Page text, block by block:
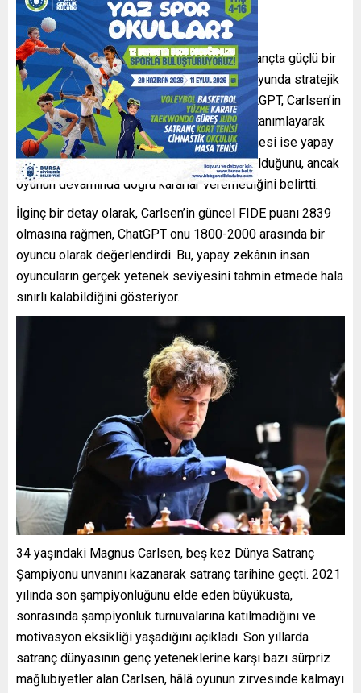
Carlsen’in karşısında yer alan ChatGPT, satrançta güçlü bir
açılış sergilemesine rağmen devam eden oyunda stratejik
hamlelerde zayıf kaldı. Maçın sonunda ChatGPT, Carlsen’in
oyununu “metodik, temiz ve keskin” olarak tanımlayarak
rakibine teslim oldu. Norveçli satranç efsanesi ise yapay
zekânın açılış hamlelerini “gerçekten iyi” bulduğunu, ancak
oyunun devamında doğru kararlar veremediğini belirtti.
İlginç bir detay olarak, Carlsen’in güncel FIDE puanı 2839
olmasına rağmen, ChatGPT onu 1800-2000 arasında bir
oyuncu olarak değerlendirdi. Bu, yapay zekânın insan
oyuncuların gerçek yetenek seviyesini tahmin etmede hala
sınırlı kalabildiğini gösteriyor.
34 yaşındaki Magnus Carlsen, beş kez Dünya Satranç
Şampiyonu unvanını kazanarak satranç tarihine geçti. 2021
yılında son şampiyonluğunu elde eden büyükusta,
sonrasında şampiyonluk turnuvalarına katılmadığını ve
motivasyon eksikliği yaşadığını açıkladı. Son yıllarda
satranç dünyasının genç yeteneklerine karşı bazı sürpriz
mağlubiyetler alan Carlsen, hâlâ oyunun zirvesinde kalmayı